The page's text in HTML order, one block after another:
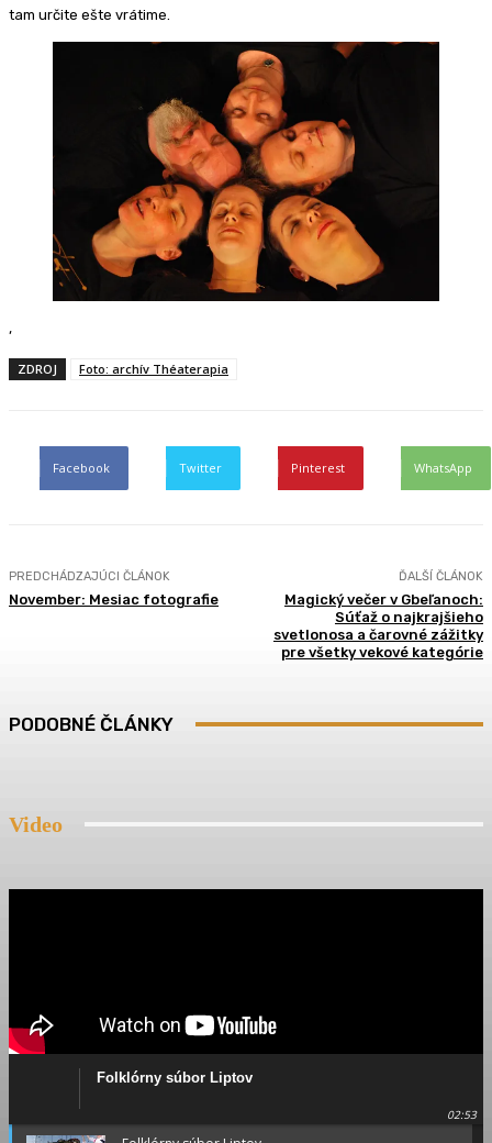
tam určite ešte vrátime.
,
ZDROJ Foto: archív Théaterapia
Facebook Twitter Pinterest WhatsApp
PREDCHÁDZAJÚCI ČLÁNOK
November: Mesiac fotografie
ĎALŠÍ ČLÁNOK
Magický večer v Gbeľanoch:
Súťaž o najkrajšieho
svetlonosa a čarovné zážitky
pre všetky vekové kategórie
PODOBNÉ ČLÁNKY
Video
Folklórny súbor Liptov
02:53